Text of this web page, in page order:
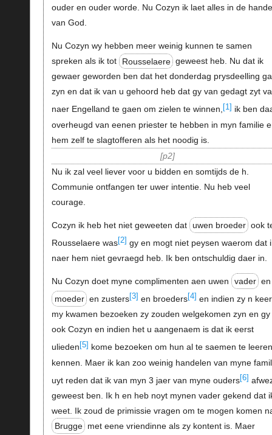
ouder en ouder worde. Nu Cozyn ik laet alles in de
van God.
Nu Cozyn wy hebben meer weinig kunnen te samen
spreken als ik tot
Rousselaere geweest heb. Nu dat ik
gewaer geworden ben dat het donderdag prysdeelling
zyn en dat ik van u gehoord heb dat gy van gedagt zyt
naer Engelland te gaen om zielen te winnen, [1] ik ben
overheugd van eenen priester te hebben in myn familie
hem zelf te slagtofferen als het noodig is.
p2
Nu ik zal veel liever voor u bidden en somtijds de h.
Communie ontfangen ter uwer intentie. Nu heb veel
courage.
Cozyn ik heb het niet geweeten dat uwen broeder ook
Rousselaere was[2] gy en mogt niet peysen waerom dat
naer hem niet gevraegd heb. Ik ben ontschuldig daer in.
Nu Cozyn doet myne complimenten aen uwen vader en
moeder en zusters [3] en broeders [4] en indien zy n keer
my kwamen bezoeken zy zouden welgekomen zyn en gy
ook Cozyn en indien het u aangenaem is dat ik eerst
ulieden [5] kome bezoeken om hun al te saemen te leeren
kennen. Maer ik kan zoo weinig handelen van myne
uyt reden dat ik van myn 3 jaer van myne ouders[6]
geweest ben. Ik h en heb noyt mynen vader gekend dat
weet. Ik zoud de primissie vragen om te mogen komen
Brugge met eene vriendinne als zy kontent is. Maer